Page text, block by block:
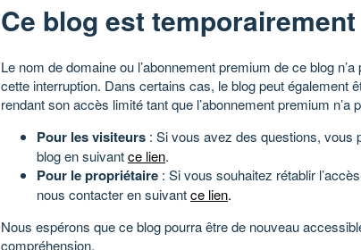
Ce blog est
Le nom de domaine ou l’abonnement premium de ce blog
cette interruption. Dans certains cas, le blog peut également
rendant son accès limité tant que l’abonnement premium n’a
Pour les visiteurs : Si vous avez des questions, vous
blog en suivantce lien.
Pour le propriétaire : Si vous souhaitez rétablir
nous contacter en suivantce lien.
Nous espérons que ce blog pourra être de nouveau
compréhension.